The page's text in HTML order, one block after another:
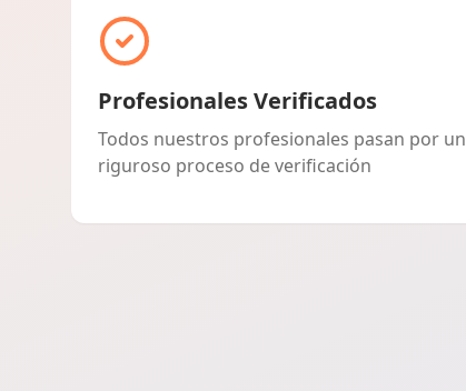
Profesionales Verificados
Todos nuestros profesionales pasan por un
riguroso proceso de verificación